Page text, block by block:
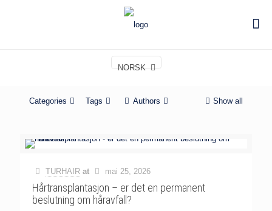
NORSK
Categories Tags Authors Show all
TURHAIR at mai 25, 2026
Hårtransplantasjon – er det en permanent
beslutning om håravfall?